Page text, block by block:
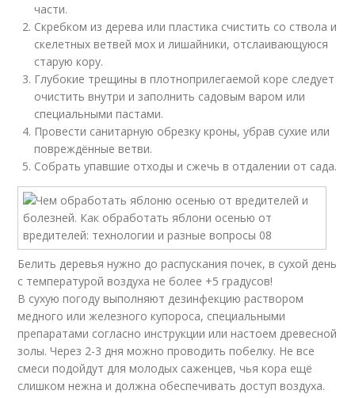
части.
Скребком из дерева или пластика счистить со ствола и
скелетных ветвей мох и лишайники, отслаивающуюся
старую кору.
Глубокие трещины в плотноприлегаемой коре следует
очистить внутри и заполнить садовым варом или
специальными пастами.
Провести санитарную обрезку кроны, убрав сухие или
повреждённые ветви.
Собрать упавшие отходы и сжечь в отдалении от сада.
Белить деревья нужно до распускания почек, в сухой день
с температурой воздуха не более +5 градусов!
В сухую погоду выполняют дезинфекцию раствором
медного или железного купороса, специальными
препаратами согласно инструкции или настоем древесной
золы. Через 2-3 дня можно проводить побелку. Не все
смеси подойдут для молодых саженцев, чья кора ещё
слишком нежна и должна обеспечивать доступ воздуха.